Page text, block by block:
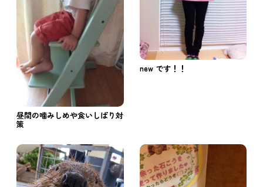
昼間の噛みしめや食いしばり対
策
new です！！